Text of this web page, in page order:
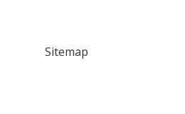
Sitemap